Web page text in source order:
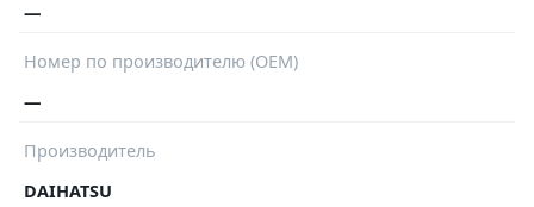
—
Номер по производителю (OEM)
—
Производитель
DAIHATSU